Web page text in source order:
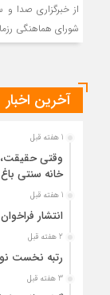
از خبرگزاری صدا و
شورای هماهنگی
آخرین اخبار
1 هفته قبل
وقتی
خانه سنتی
1 هفته قبل
انتشار
2 هفته قبل
رتبه نخست
3 هفته قبل